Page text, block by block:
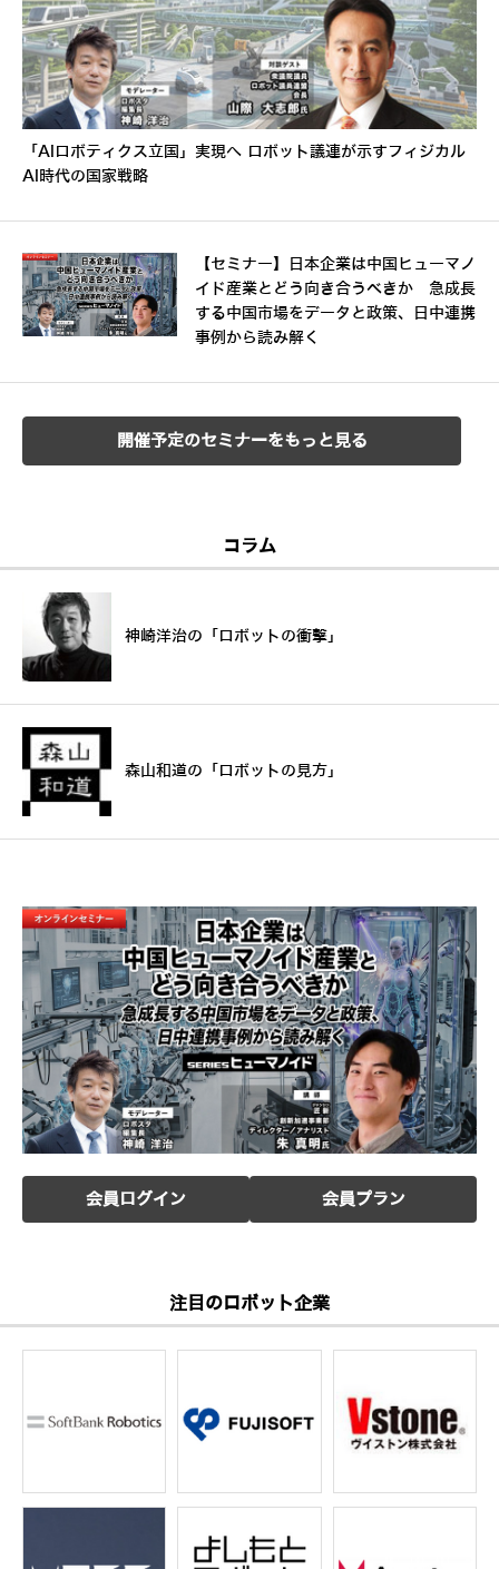
「AIロボティクス立国」実現へ ロボット議連が示すフィジカル
AI時代の国家戦略
【セミナー】日本企業は中国ヒューマノ
イド産業とどう向き合うべきか 急成長
する中国市場をデータと政策、日中連携
事例から読み解く
開催予定のセミナーをもっと見る
コラム
神崎洋治の「ロボットの衝撃」
森山和道の「ロボットの見方」
会員ログイン 会員プラン
注目のロボット企業